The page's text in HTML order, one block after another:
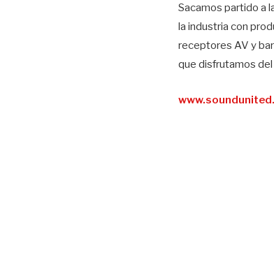
Sacamos partido a
la industria con
receptores AV y
que disfrutamos